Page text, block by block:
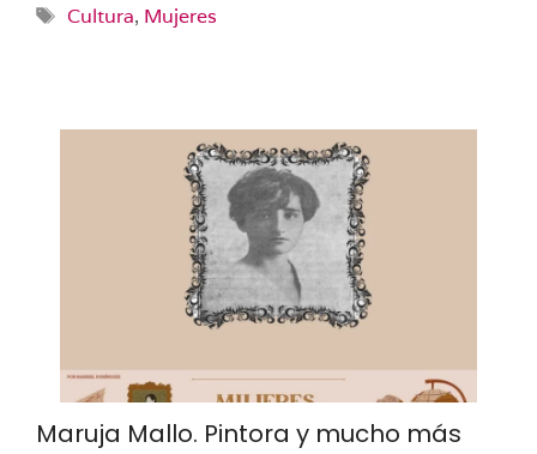
Etiquetas
Cultura, Mujeres
Maruja Mallo. Pintora y mucho más